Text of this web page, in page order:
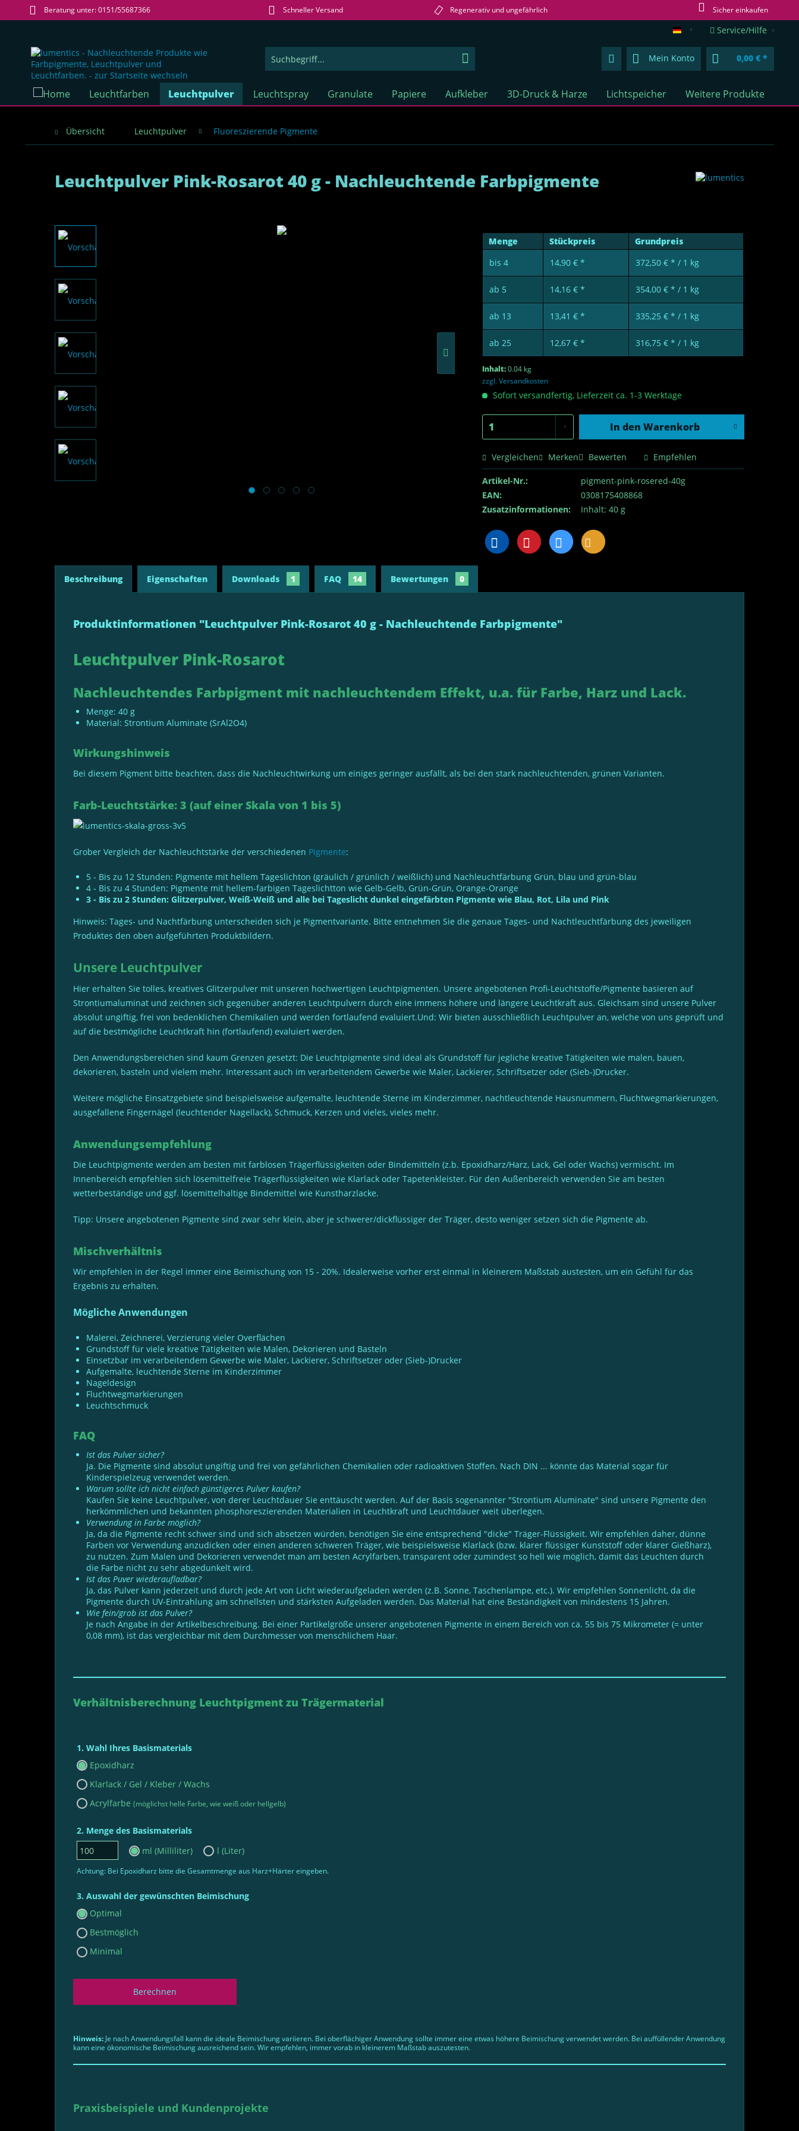
Beratung unter: 0151/55687366 Schneller Versand Regenerativ und ungefährlich Sicher einkaufen
lumentics.de (DE)
Service/Hilfe
Mein Konto 0,00 € *
Leuchtfarben Leuchtpulver Leuchtspray Granulate Papiere Aufkleber 3D-Druck & Harze Lichtspeicher Weitere Produkte
Übersicht Leuchtpulver Fluoreszierende Pigmente
Leuchtpulver Pink-Rosarot 40 g - Nachleuchtende Farbpigmente
Menge Stückpreis
Grundpreis
bis4 14,90 € * 372,50 € * / 1 kg
ab 5 14,16 € * 354,00 € * / 1 kg
ab 13 13,41 € * 335,25 € * / 1 kg
ab25 12,67 € * 316,75 € * / 1 kg
Inhalt:0.04 kg
zzgl. Versandkosten
Sofort versandfertig, Lieferzeit ca. 1-3 Werktage
In den Warenkorb
Vergleichen Merken Bewerten Empfehlen
Artikel-Nr.:
pigment-pink-rosered-40g
EAN:
0308175408868
Zusatzinformationen:
Inhalt: 40 g
Beschreibung Eigenschaften Downloads 1 FAQ 14 Bewertungen 0
Produktinformationen "Leuchtpulver Pink-Rosarot 40 g - Nachleuchtende Farbpigmente"
Leuchtpulver Pink-Rosarot
Nachleuchtendes Farbpigment mit nachleuchtendem Effekt, u.a. für Farbe, Harz und Lack.
Menge: 40 g
Material: Strontium Aluminate (SrAl2O4)
Wirkungshinweis
Bei diesem Pigment bitte beachten, dass die Nachleuchtwirkung um einiges geringer ausfällt, als bei den stark nachleuchtenden, grünen Varianten.
Farb-Leuchtstärke: 3 (auf einer Skala von 1 bis 5)
Grober Vergleich der Nachleuchtstärke der verschiedenen Pigmente:
5 - Bis zu 12 Stunden: Pigmente mit hellem Tageslichton (gräulich / grünlich / weißlich) und Nachleuchtfärbung Grün, blau und grün-blau
4 - Bis zu 4 Stunden: Pigmente mit hellem-farbigen Tageslichtton wie Gelb-Gelb, Grün-Grün, Orange-Orange
3 - Bis zu 2 Stunden: Glitzerpulver, Weiß-Weiß und alle bei Tageslicht dunkel eingefärbten Pigmente wie Blau, Rot, Lila und Pink
Hinweis: Tages- und Nachtfärbung unterscheiden sich je Pigmentvariante. Bitte entnehmen Sie die genaue Tages- und Nachtleuchtfärbung des jeweiligen
Produktes den oben aufgeführten Produktbildern.
Unsere Leuchtpulver
Hier erhalten Sie tolles, kreatives Glitzerpulver mit unseren hochwertigen Leuchtpigmenten. Unsere angebotenen Profi-Leuchtstoffe/Pigmente basieren auf
Strontiumaluminat und zeichnen sich gegenüber anderen Leuchtpulvern durch eine immens höhere und längere Leuchtkraft aus. Gleichsam sind unsere Pulver
absolut ungiftig, frei von bedenklichen Chemikalien und werden fortlaufend evaluiert.Und: Wir bieten ausschließlich Leuchtpulver an, welche von uns geprüft und
auf die bestmögliche Leuchtkraft hin (fortlaufend) evaluiert werden.
Den Anwendungsbereichen sind kaum Grenzen gesetzt: Die Leuchtpigmente sind ideal als Grundstoff für jegliche kreative Tätigkeiten wie malen, bauen,
dekorieren, basteln und vielem mehr. Interessant auch im verarbeitendem Gewerbe wie Maler, Lackierer, Schriftsetzer oder (Sieb-)Drucker.
Weitere mögliche Einsatzgebiete sind beispielsweise aufgemalte, leuchtende Sterne im Kinderzimmer, nachtleuchtende Hausnummern, Fluchtwegmarkierungen,
ausgefallene Fingernägel (leuchtender Nagellack), Schmuck, Kerzen und vieles, vieles mehr.
Anwendungsempfehlung
Die Leuchtpigmente werden am besten mit farblosen Trägerflüssigkeiten oder Bindemitteln (z.b. Epoxidharz/Harz, Lack, Gel oder Wachs) vermischt. Im
Innenbereich empfehlen sich lösemittelfreie Trägerflüssigkeiten wie Klarlack oder Tapetenkleister. Für den Außenbereich verwenden Sie am besten
wetterbeständige und ggf. lösemittelhaltige Bindemittel wie Kunstharzlacke.
Tipp: Unsere angebotenen Pigmente sind zwar sehr klein, aber je schwerer/dickflüssiger der Träger, desto weniger setzen sich die Pigmente ab.
Mischverhältnis
Wir empfehlen in der Regel immer eine Beimischung von 15 - 20%. Idealerweise vorher erst einmal in kleinerem Maßstab austesten, um ein Gefühl für das
Ergebnis zu erhalten.
Mögliche Anwendungen
Malerei, Zeichnerei, Verzierung vieler Overflächen
Grundstoff für viele kreative Tätigkeiten wie Malen, Dekorieren und Basteln
Einsetzbar im verarbeitendem Gewerbe wie Maler, Lackierer, Schriftsetzer oder (Sieb-)Drucker
Aufgemalte, leuchtende Sterne im Kinderzimmer
Nageldesign
Fluchtwegmarkierungen
Leuchtschmuck
FAQ
Ist das Pulver sicher?
Ja. Die Pigmente sind absolut ungiftig und frei von gefährlichen Chemikalien oder radioaktiven Stoffen. Nach DIN ... könnte das Material sogar für
Kinderspielzeug verwendet werden.
Warum sollte ich nicht einfach günstigeres Pulver kaufen?
Kaufen Sie keine Leuchtpulver, von derer Leuchtdauer Sie enttäuscht werden. Auf der Basis sogenannter "Strontium Aluminate" sind unsere Pigmente den
herkömmlichen und bekannten phosphoreszierenden Materialien in Leuchtkraft und Leuchtdauer weit überlegen.
Verwendung in Farbe möglich?
Ja, da die Pigmente recht schwer sind und sich absetzen würden, benötigen Sie eine entsprechend "dicke" Träger-Flüssigkeit. Wir empfehlen daher, dünne
Farben vor Verwendung anzudicken oder einen anderen schweren Träger, wie beispielsweise Klarlack (bzw. klarer flüssiger Kunststoff oder klarer Gießharz),
zu nutzen. Zum Malen und Dekorieren verwendet man am besten Acrylfarben, transparent oder zumindest so hell wie möglich, damit das Leuchten durch
die Farbe nicht zu sehr abgedunkelt wird.
Ist das Puver wiederaufladbar?
Ja, das Pulver kann jederzeit und durch jede Art von Licht wiederaufgeladen werden (z.B. Sonne, Taschenlampe, etc.). Wir empfehlen Sonnenlicht, da die
Pigmente durch UV-Eintrahlung am schnellsten und stärksten Aufgeladen werden. Das Material hat eine Beständigkeit von mindestens 15 Jahren.
Wie fein/grob ist das Pulver?
Je nach Angabe in der Artikelbeschreibung. Bei einer Partikelgröße unserer angebotenen Pigmente in einem Bereich von ca. 55 bis 75 Mikrometer (= unter
0,08 mm), ist das vergleichbar mit dem Durchmesser von menschlichem Haar.
Verhältnisberechnung Leuchtpigment zu Trägermaterial
Wahl Ihres Basismaterials
Epoxidharz
Klarlack / Gel / Kleber / Wachs
Acrylfarbe(möglichst helle Farbe, wie weiß oder hellgelb)
Menge des Basismaterials
ml (Milliliter)
l (Liter)
Achtung: Bei Epoxidharz bitte die Gesamtmenge aus Harz+Härter eingeben.
Auswahl der gewünschten Beimischung
Optimal
Bestmöglich
Minimal
Berechnen
Hinweis: Je nach Anwendungsfall kann die ideale Beimischung variieren. Bei oberflächiger Anwendung sollte immer eine etwas höhere Beimischung verwendet werden. Bei auffüllender Anwendung
kann eine ökonomische Beimischung ausreichend sein. Wir empfehlen, immer vorab in kleinerem Maßstab auszutesten.
Praxisbeispiele und Kundenprojekte